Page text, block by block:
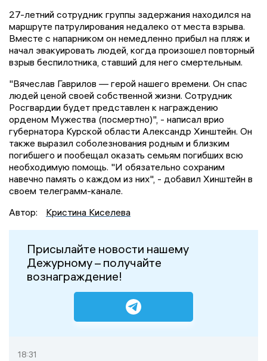
27-летний сотрудник группы задержания находился на
маршруте патрулирования недалеко от места взрыва.
Вместе с напарником он немедленно прибыл на пляж и
начал эвакуировать людей, когда произошел повторный
взрыв беспилотника, ставший для него смертельным.
"Вячеслав Гаврилов — герой нашего времени. Он спас
людей ценой своей собственной жизни. Сотрудник
Росгвардии будет представлен к награждению
орденом Мужества (посмертно)", - написал врио
губернатора Курской области Александр Хинштейн. Он
также выразил соболезнования родным и близким
погибшего и пообещал оказать семьям погибших всю
необходимую помощь. "И обязательно сохраним
навечно память о каждом из них", - добавил Хинштейн в
своем телеграмм-канале.
Автор:
Кристина Киселева
Присылайте новости нашему
Дежурному – получайте
вознаграждение!
18:31